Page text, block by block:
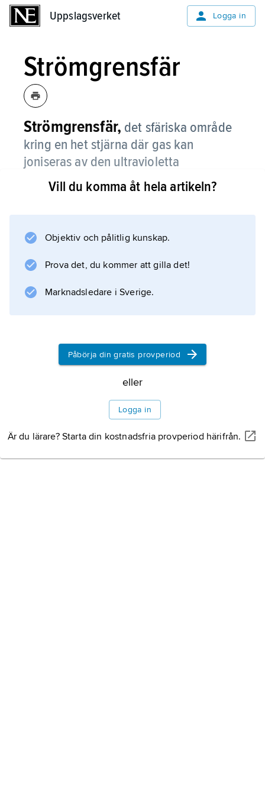
Uppslagsverket Logga in
Strömgrensfär
Strömgrensfär, det sfäriska område
kring en het stjärna där gas kan
joniseras av den ultravioletta
strålningen från stjärnan och därigenom
bli lysande, främst i vätets spektrallinjer.
av stjärnans yttemperatur. För de hetaste
har Strömgrensfären en radie på ca 300
ljusår. Teorin för detta utarbetades under
1940-talet av
Vill du komma åt hela artikeln?
Objektiv och pålitlig kunskap.
Prova det, du kommer att gilla det!
Marknadsledare i Sverige.
Påbörja din gratis provperiod
eller
Logga in
Är du lärare? Starta din kostnadsfria provperiod härifrån.